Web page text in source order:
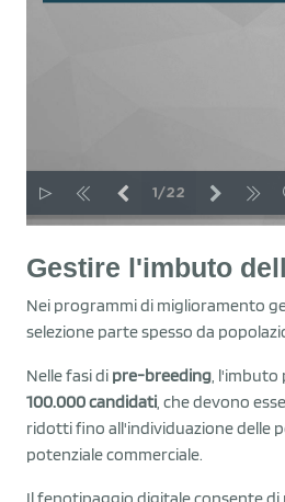
Gestire l'imbuto
Nei programmi di miglioramento
selezione parte spesso da
Nelle fasi di pre-breeding ,
100.000 candidati , che devono
ridotti fino all'individuazione delle
potenziale commerciale.
Il fenotipaggio digitale consente